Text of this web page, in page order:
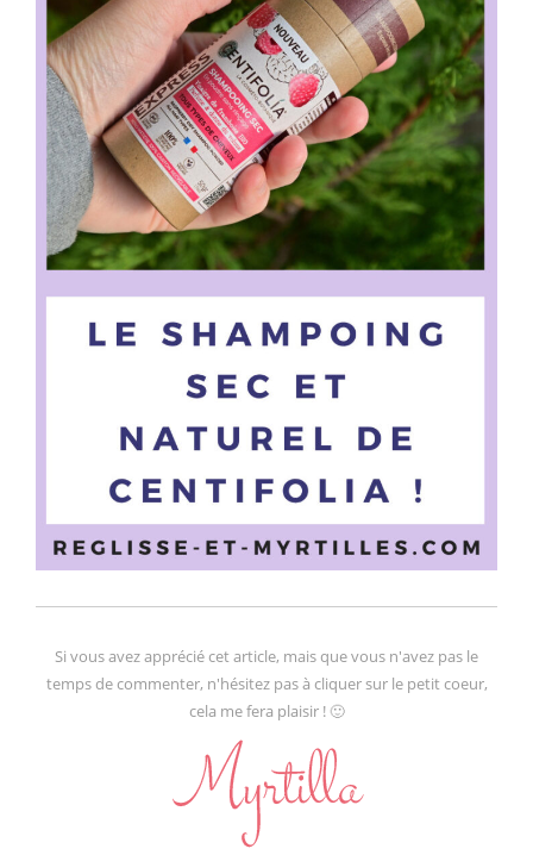
Si vous avez apprécié cet article, mais que vous n'avez pas le
temps de commenter, n'hésitez pas à cliquer sur le petit coeur,
cela me fera plaisir ! 🙂